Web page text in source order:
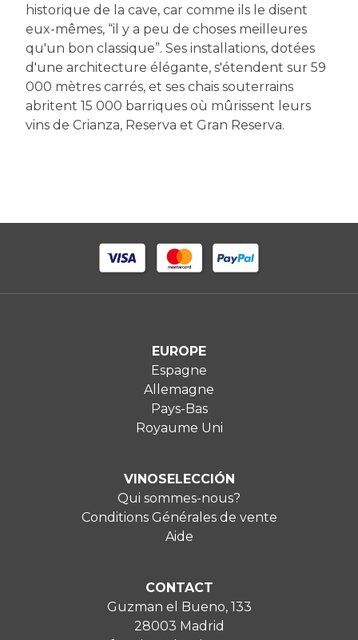
historique de la cave, car comme ils le disent
eux-mêmes, “il y a peu de choses meilleures
qu'un bon classique”. Ses installations, dotées
d'une architecture élégante, s'étendent sur 59
000 mètres carrés, et ses chais souterrains
abritent 15 000 barriques où mûrissent leurs
vins de Crianza, Reserva et Gran Reserva.
EUROPE
Espagne
Allemagne
Pays-Bas
Royaume Uni
VINOSELECCIÓN
Qui sommes-nous?
Conditions Générales de vente
Aide
CONTACT
Guzman el Bueno, 133
28003 Madrid